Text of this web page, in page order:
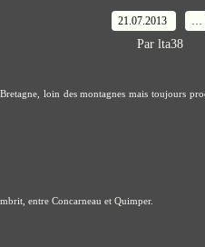
21.07.2013
Par lta38
loin des montagnes mais toujours
entre Concarneau et Quimper.